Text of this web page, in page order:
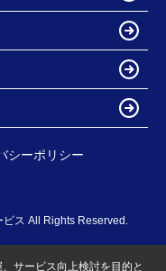
シーポリシー
ス All Rights Reserved.
サービス向上検討を目的と